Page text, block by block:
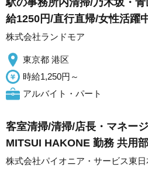
駅の事務所内清掃/乃木坂・
給1250円/直行直帰/女性活躍
株式会社ランドモア
東京都 港区
時給1,250円～
アルバイト・パート
客室清掃/清掃/店長・マネー
MITSUI HAKONE 勤務 共用
株式会社パイオニア・サービス東日